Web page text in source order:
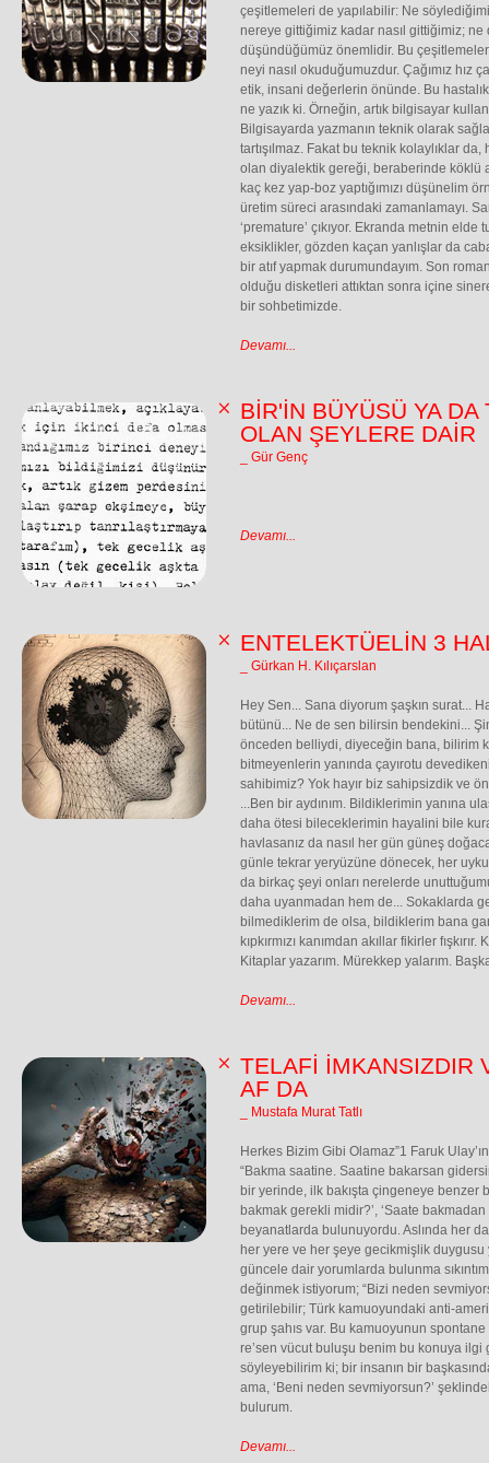
çeşitlemeleri de yapılabilir: Ne
nereye gittiğimiz kadar nasıl gittiğimiz;
düşündüğümüz önemlidir. Bu
neyi nasıl okuduğumuzdur. Çağımız hız
etik, insani değerlerin önünde. Bu
ne yazık ki. Örneğin, artık bilgisayar
Bilgisayarda yazmanın teknik olarak
tartışılmaz. Fakat bu teknik kolaylıklar da,
olan diyalektik gereği, beraberinde köklü
kaç kez yap-boz yaptığımızı düşünelim
üretim süreci arasındaki zamanlamayı.
‘premature’ çıkıyor. Ekranda metnin
eksiklikler, gözden kaçan yanlışlar da
bir atıf yapmak durumundayım. Son
olduğu disketleri attıktan sonra içine
bir sohbetimizde.
Devamı...
BİR'İN BÜYÜSÜ YA DA
OLAN ŞEYLERE DAİR
_ Gür Genç
Devamı...
ENTELEKTÜELİN 3
_ Gürkan H. Kılıçarslan
Hey Sen... Sana diyorum şaşkın surat...
bütünü... Ne de sen bilirsin bendekini...
önceden belliydi, diyeceğin bana, bilirim
bitmeyenlerin yanında çayırotu
sahibimiz? Yok hayır biz sahipsizdik ve
...Ben bir aydınım. Bildiklerimin yanına
daha ötesi bileceklerimin hayalini bile
havlasanız da nasıl her gün güneş
günle tekrar yeryüzüne dönecek, her
da birkaç şeyi onları nerelerde
daha uyanmadan hem de... Sokaklarda
bilmediklerim de olsa, bildiklerim bana
kıpkırmızı kanımdan akıllar fikirler
Kitaplar yazarım. Mürekkep yalarım.
Devamı...
TELAFİ İMKANSIZDIR
AF DA
_ Mustafa Murat Tatlı
Herkes Bizim Gibi Olamaz”1 Faruk
“Bakma saatine. Saatine bakarsan
bir yerinde, ilk bakışta çingeneye benzer
bakmak gerekli midir?’, ‘Saate
beyanatlarda bulunuyordu. Aslında her
her yere ve her şeye gecikmişlik
güncele dair yorumlarda bulunma
değinmek istiyorum; “Bizi neden
getirilebilir; Türk kamuoyundaki anti-
grup şahıs var. Bu kamuoyunun
re’sen vücut buluşu benim bu konuya
söyleyebilirim ki; bir insanın bir
ama, ‘Beni neden sevmiyorsun?’
bulurum.
Devamı...